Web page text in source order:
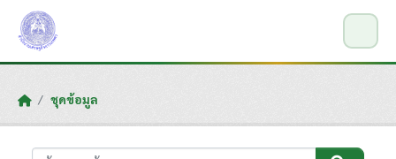
Skip to main content
ชุดข้อมูล